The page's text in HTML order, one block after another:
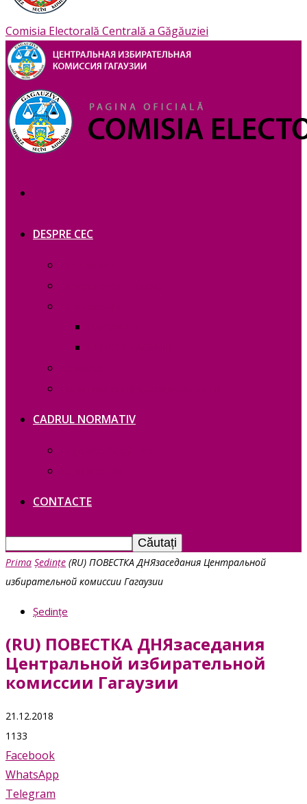
Comisia Electorală Centrală a Găgăuziei
DESPRE CEC
CADRUL NORMATIV
CONTACTE
Prima Ședințe (RU) ПОВЕСТКА ДНЯзаседания Центральной
избирательной комиссии Гагаузии
Ședințe
(RU) ПОВЕСТКА ДНЯзаседания
Центральной избирательной
комиссии Гагаузии
21.12.2018
1133
Facebook
WhatsApp
Telegram